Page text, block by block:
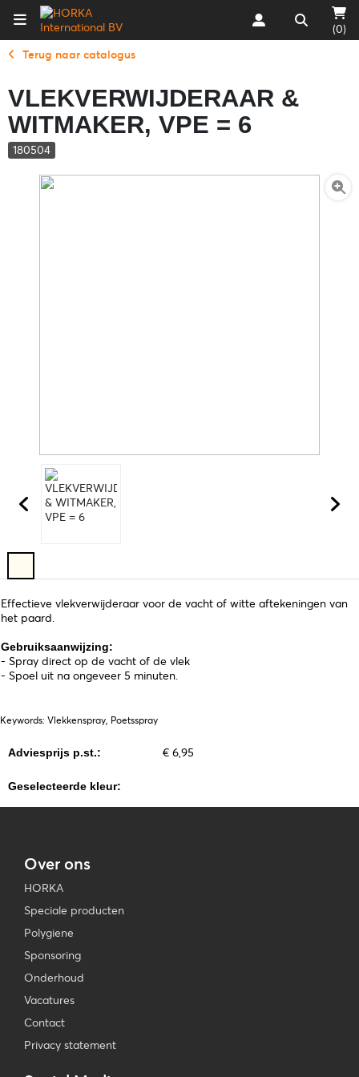
(0)
Terug naar catalogus
VLEKVERWIJDERAAR &
WITMAKER, VPE = 6
180504
Effectieve vlekverwijderaar voor de vacht of witte aftekeningen van
het paard.
Gebruiksaanwijzing:
- Spray direct op de vacht of de vlek
- Spoel uit na ongeveer 5 minuten.
Keywords: Vlekkenspray, Poetsspray
Adviesprijs p.st.: € 6,95
Geselecteerde kleur:
Over ons
HORKA
Speciale producten
Polygiene
Sponsoring
Onderhoud
Vacatures
Contact
Privacy statement